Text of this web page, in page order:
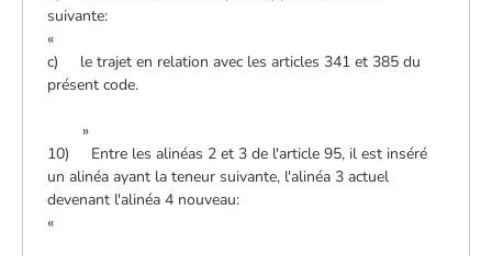
suivante:
«
c) le trajet en relation avec les articles 341 et 385 du
présent code.
»
10) Entre les alinéas 2 et 3 de l'article 95, il est inséré
un alinéa ayant la teneur suivante, l'alinéa 3 actuel
devenant l'alinéa 4 nouveau:
«